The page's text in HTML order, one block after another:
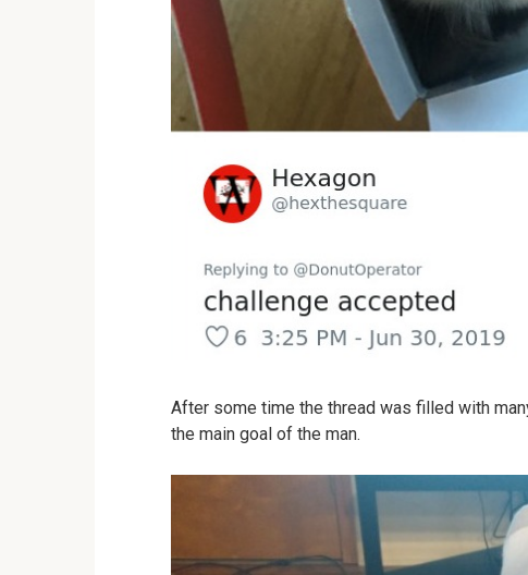
After some time the thread was filled with
the main goal of the man.